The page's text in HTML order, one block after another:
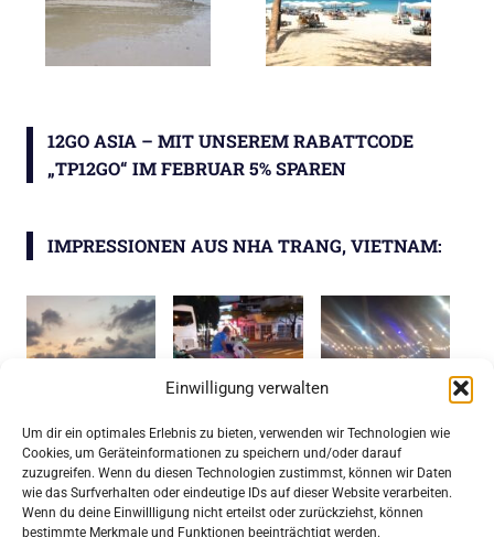
Einwilligung verwalten
Um dir ein optimales Erlebnis zu bieten, verwenden wir Technologien wie
Cookies, um Geräteinformationen zu speichern und/oder darauf
zuzugreifen. Wenn du diesen Technologien zustimmst, können wir Daten
wie das Surfverhalten oder eindeutige IDs auf dieser Website verarbeiten.
Wenn du deine Einwillligung nicht erteilst oder zurückziehst, können
bestimmte Merkmale und Funktionen beeinträchtigt werden.
12GO ASIA – MIT UNSEREM RABATTCODE
„TP12GO“ IM FEBRUAR 5% SPAREN
IMPRESSIONEN AUS NHA TRANG, VIETNAM: